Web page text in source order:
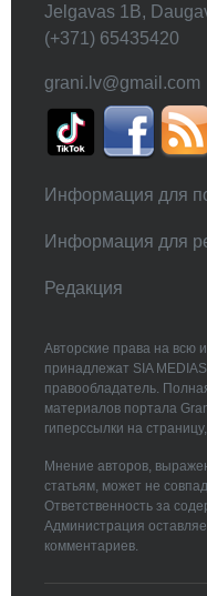
Jelgavas 1B,
(+371) 65435420
grani.lv@gmail.com
Информация для
Информация для
Редакция
Авторские права на всю
принадлежат SIA
правообладатель.
материалов портала
гиперссылки на
Мнение авторов,
статьям, может не
Ответственность за
Администрация
комментариев.